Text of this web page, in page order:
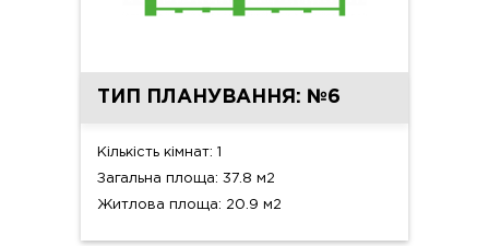
ТИП ПЛАНУВАННЯ: №6
Кількість кімнат: 1
Загальна площа: 37.8 м2
Житлова площа: 20.9 м2